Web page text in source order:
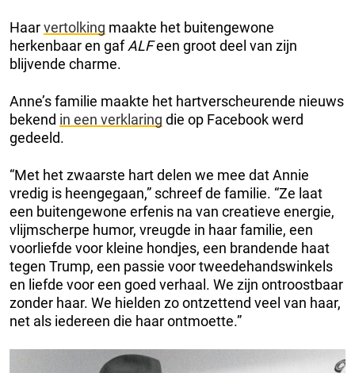
Haarvertolking maakte het buitengewone
herkenbaar en gafALFeen groot deel van zijn
blijvende charme.
Anne’s familie maakte het hartverscheurende nieuws
bekend in een verklaring die op Facebook werd
gedeeld.
“Met het zwaarste hart delen we mee dat Annie
vredig is heengegaan,” schreef de familie. “Ze laat
een buitengewone erfenis na van creatieve energie,
vlijmscherpe humor, vreugde in haar familie, een
voorliefde voor kleine hondjes, een brandende haat
tegen Trump, een passie voor tweedehandswinkels
en liefde voor een goed verhaal. We zijn ontroostbaar
zonder haar. We hielden zo ontzettend veel van haar,
net als iedereen die haar ontmoette.”